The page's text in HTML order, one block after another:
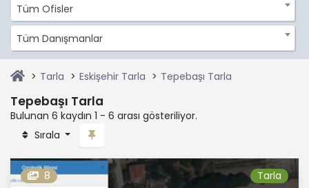
Tüm Ofisler
Tüm Danışmanlar
Tarla Eskişehir Tarla Tepebaşı Tarla
Tepebaşı Tarla
Bulunan 6 kaydın 1 - 6 arası gösteriliyor.
Sırala
8 Tarla